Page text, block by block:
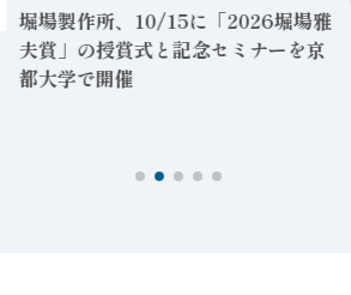
堀場製作所、10/15に「2026堀場雅
夫賞」の授賞式と記念セミナーを京
都大学で開催